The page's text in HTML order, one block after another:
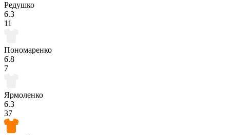
Редушко
6.3
11
Пономаренко
6.8
7
Ярмоленко
6.3
37